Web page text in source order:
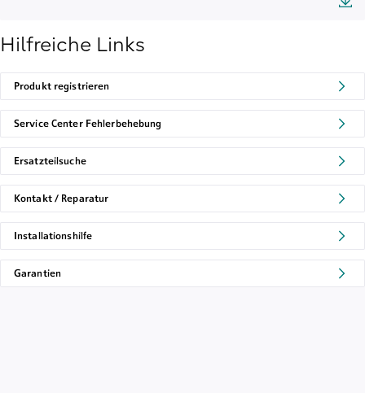
Hilfreiche Links
Produkt registrieren
Service Center Fehlerbehebung
Ersatzteilsuche
Kontakt / Reparatur
Installationshilfe
Garantien